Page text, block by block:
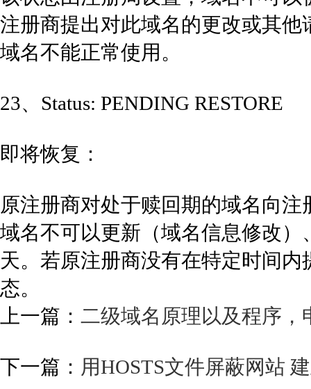
注册商提出对此域名的更改或其
域名不能正常使用。
23、Status: PENDING RESTORE
即将恢复：
原注册商对处于赎回期的域名向注
域名不可以更新（域名信息修改
天。若原注册商没有在特定时间
态。
上一篇： 二级域名原理以及程序，
下一篇： 用HOSTS文件屏蔽网站